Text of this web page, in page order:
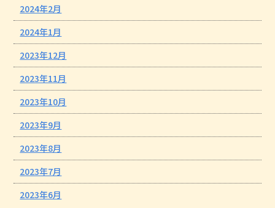
2024年2月
2024年1月
2023年12月
2023年11月
2023年10月
2023年9月
2023年8月
2023年7月
2023年6月